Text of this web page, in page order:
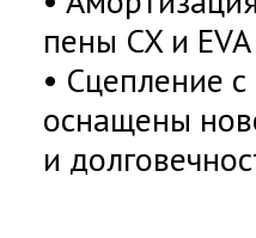
пены CX и EVA
• Cцепление
оснащены
и